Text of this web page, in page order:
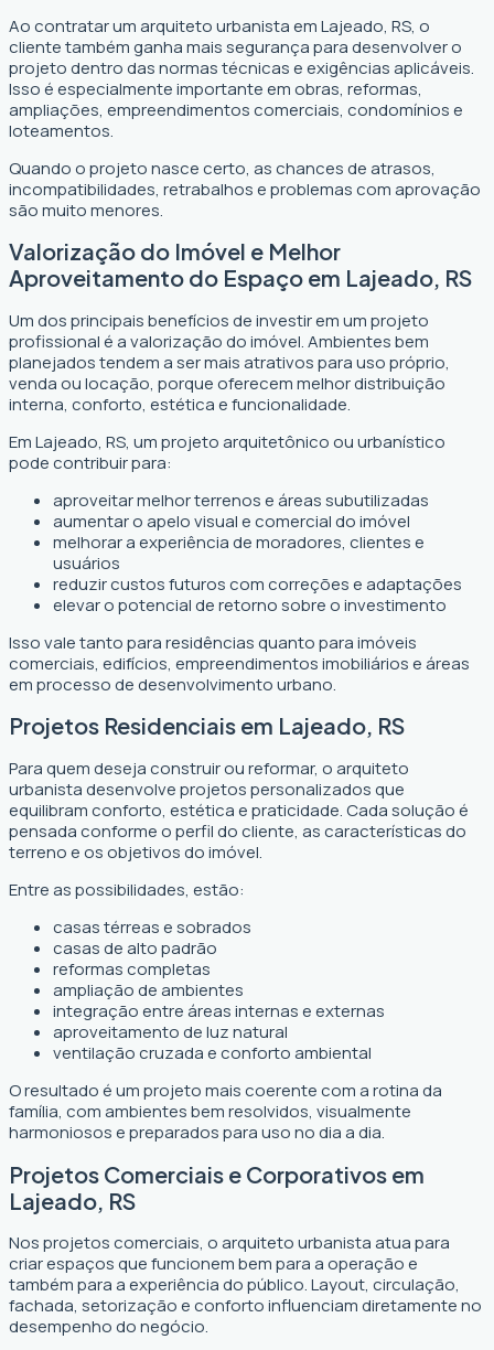
Ao contratar um arquiteto urbanista em Lajeado, RS, o
cliente também ganha mais segurança para desenvolver o
projeto dentro das normas técnicas e exigências aplicáveis.
Isso é especialmente importante em obras, reformas,
ampliações, empreendimentos comerciais, condomínios e
loteamentos.
Quando o projeto nasce certo, as chances de atrasos,
incompatibilidades, retrabalhos e problemas com aprovação
são muito menores.
Valorização do Imóvel e Melhor
Aproveitamento do Espaço em Lajeado, RS
Um dos principais benefícios de investir em um projeto
profissional é a valorização do imóvel. Ambientes bem
planejados tendem a ser mais atrativos para uso próprio,
venda ou locação, porque oferecem melhor distribuição
interna, conforto, estética e funcionalidade.
Em Lajeado, RS, um projeto arquitetônico ou urbanístico
pode contribuir para:
aproveitar melhor terrenos e áreas subutilizadas
aumentar o apelo visual e comercial do imóvel
melhorar a experiência de moradores, clientes e
usuários
reduzir custos futuros com correções e adaptações
elevar o potencial de retorno sobre o investimento
Isso vale tanto para residências quanto para imóveis
comerciais, edifícios, empreendimentos imobiliários e áreas
em processo de desenvolvimento urbano.
Projetos Residenciais em Lajeado, RS
Para quem deseja construir ou reformar, o arquiteto
urbanista desenvolve projetos personalizados que
equilibram conforto, estética e praticidade. Cada solução é
pensada conforme o perfil do cliente, as características do
terreno e os objetivos do imóvel.
Entre as possibilidades, estão:
casas térreas e sobrados
casas de alto padrão
reformas completas
ampliação de ambientes
integração entre áreas internas e externas
aproveitamento de luz natural
ventilação cruzada e conforto ambiental
O resultado é um projeto mais coerente com a rotina da
família, com ambientes bem resolvidos, visualmente
harmoniosos e preparados para uso no dia a dia.
Projetos Comerciais e Corporativos em
Lajeado, RS
Nos projetos comerciais, o arquiteto urbanista atua para
criar espaços que funcionem bem para a operação e
também para a experiência do público. Layout, circulação,
fachada, setorização e conforto influenciam diretamente no
desempenho do negócio.